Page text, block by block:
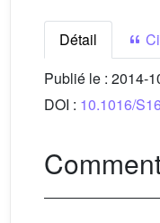
Détail
Publié le : 2014-
DOI : 10.1016/